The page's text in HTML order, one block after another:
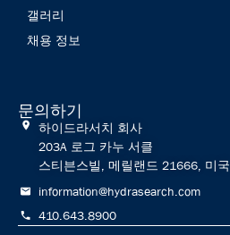
갤러리
채용 정보
문의하기
하이드라서치 회사
203A 로그 카누 서클
스티븐스빌, 메릴랜드 21666, 미국
information@hydrasearch.com
410.643.8900